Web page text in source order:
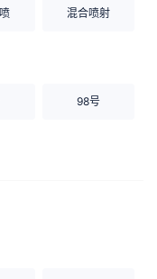
混合喷射
98号